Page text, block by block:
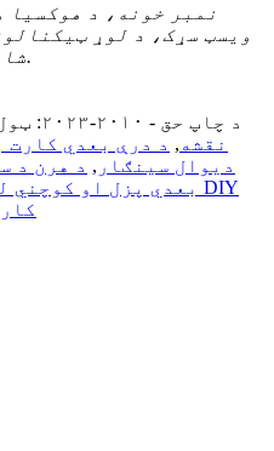
ویسټ سړک، د لوړ
شانتو ښار، ګوانګ دونګ، چین.
© د چاپ حق - ۲۰۱۰-۲۰۲۳: ټول حقونه خوندي دي.
نقشه , د درې بعدي کارت
دیوال سينګار , د هرن د
بعدي پزل او کوچني